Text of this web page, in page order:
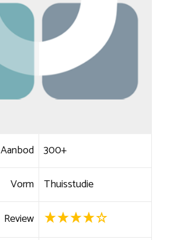
Aanbod 300+
Vorm Thuisstudie
Review